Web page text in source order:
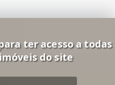
ter acesso a todas
do site